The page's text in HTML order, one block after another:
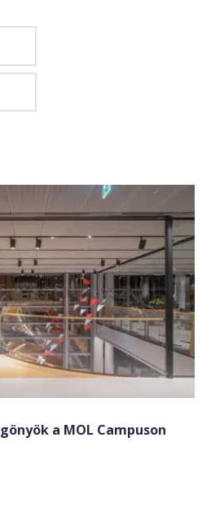
a MOL Campuson